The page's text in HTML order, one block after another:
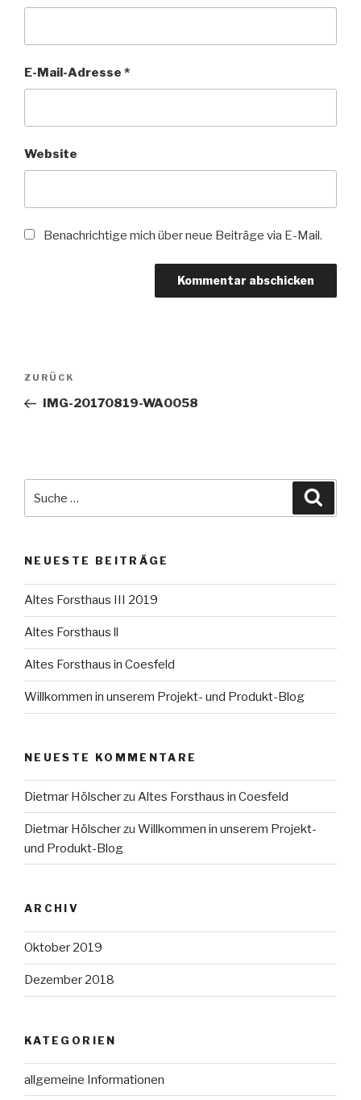
E-Mail-Adresse *
Website
Benachrichtige mich über neue Beiträge via E-Mail.
Beitragsnavigation
Vorheriger
Beitrag
ZURÜCK
IMG-20170819-WA0058
NEUESTE BEITRÄGE
Altes Forsthaus III 2019
Altes Forsthaus ll
Altes Forsthaus in Coesfeld
Willkommen in unserem Projekt- und Produkt-Blog
NEUESTE KOMMENTARE
Dietmar Hölscherzu Altes Forsthaus in Coesfeld
Dietmar Hölscherzu Willkommen in unserem Projekt-
und Produkt-Blog
ARCHIV
Oktober 2019
Dezember 2018
KATEGORIEN
allgemeine Informationen